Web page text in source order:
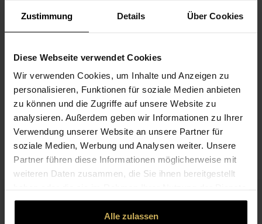
Zustimmung Details Über Cookies
Diese Webseite verwendet Cookies
Wir verwenden Cookies, um Inhalte und Anzeigen zu
personalisieren, Funktionen für soziale Medien anbieten
zu können und die Zugriffe auf unsere Website zu
analysieren. Außerdem geben wir Informationen zu Ihrer
Verwendung unserer Website an unsere Partner für
soziale Medien, Werbung und Analysen weiter. Unsere
Partner führen diese Informationen möglicherweise mit
weiteren Daten zusammen, die Sie ihnen bereitgestellt
gesammelt haben.
Alle zulassen
For the Loving Heart
70,00 €
M
86,00 €
L
110,00 €
XL
BESCHREIBUNG
PASSEND ZUM BLUMENGRUSS